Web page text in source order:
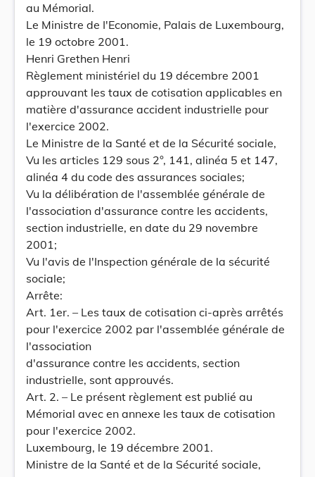
au Mémorial.
Le Ministre de I'Economie, Palais de Luxembourg,
le 19 octobre 2001.
Henri Grethen Henri
Règlement ministériel du 19 décembre 2001
approuvant les taux de cotisation applicables en
matière d'assurance accident industrielle pour
l'exercice 2002.
Le Ministre de la Santé et de la Sécurité sociale,
Vu les articles 129 sous 2°, 141, alinéa 5 et 147,
alinéa 4 du code des assurances sociales;
Vu la délibération de l'assemblée générale de
l'association d'assurance contre les accidents,
section industrielle, en date du 29 novembre
2001;
Vu l'avis de l'Inspection générale de la sécurité
sociale;
Arrête:
Art. 1er. – Les taux de cotisation ci-après arrêtés
pour l'exercice 2002 par l'assemblée générale de
l'association
d'assurance contre les accidents, section
industrielle, sont approuvés.
Art. 2. – Le présent règlement est publié au
Mémorial avec en annexe les taux de cotisation
pour l'exercice 2002.
Luxembourg, le 19 décembre 2001.
Ministre de la Santé et de la Sécurité sociale,